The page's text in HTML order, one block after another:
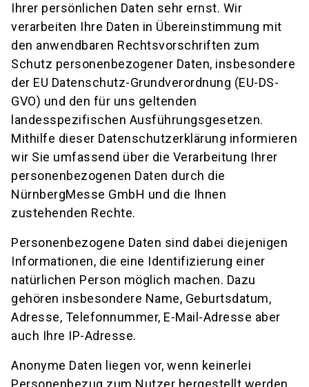
Ihrer persönlichen Daten sehr ernst. Wir
verarbeiten Ihre Daten in Übereinstimmung mit
den anwendbaren Rechtsvorschriften zum
Schutz personenbezogener Daten, insbesondere
der EU Datenschutz-Grundverordnung (EU-DS-
GVO) und den für uns geltenden
landesspezifischen Ausführungsgesetzen.
Mithilfe dieser Datenschutzerklärung informieren
wir Sie umfassend über die Verarbeitung Ihrer
personenbezogenen Daten durch die
NürnbergMesse GmbH und die Ihnen
zustehenden Rechte.
Personenbezogene Daten sind dabei diejenigen
Informationen, die eine Identifizierung einer
natürlichen Person möglich machen. Dazu
gehören insbesondere Name, Geburtsdatum,
Adresse, Telefonnummer, E-Mail-Adresse aber
auch Ihre IP-Adresse.
Anonyme Daten liegen vor, wenn keinerlei
Personenbezug zum Nutzer hergestellt werden